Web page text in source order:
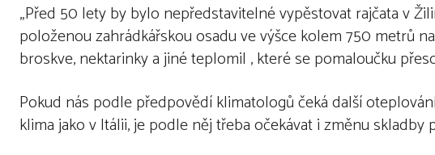
„Před 50 lety by bylo nepředstavitelné vypěstovat rajčata v
položenou zahrádkářskou osadu ve výšce kolem 750 metrů
broskve, nektarinky a jiné teplomil , které se pomaloučku
Pokud nás podle předpovědí klimatologů čeká další
klima jako v Itálii, je podle něj třeba očekávat i změnu skladby